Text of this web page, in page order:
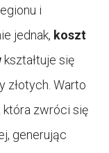
i
jednak, koszt
kształtuje się
złotych. Warto
która zwróci się
generując